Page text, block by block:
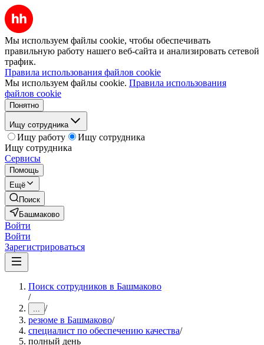
Мы используем файлы cookie, чтобы обеспечивать
правильную работу нашего веб-сайта и анализировать сетевой
трафик.
Правила использования файлов cookie
Мы используем файлы cookie. Правила использования
файлов cookie
Понятно
Ищу сотрудника
Ищу работу
Ищу сотрудника
Ищу сотрудника
Сервисы
Помощь
Ещё
Поиск
Башмаково
Войти
Войти
Зарегистрироваться
Поиск сотрудников в Башмаково
/
... /
резюме в Башмаково/
специалист по обеспечению качества/
полный день